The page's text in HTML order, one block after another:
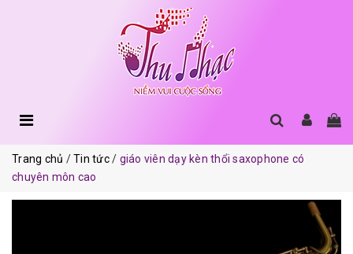
Trang chủ Tin tức
giáo viên dạy kèn thổi saxophone có
chuyên môn cao